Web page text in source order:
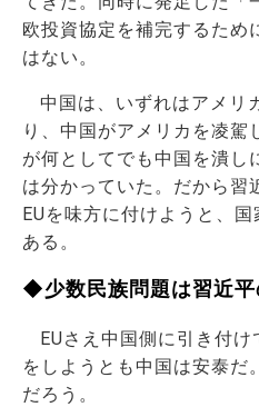
欧投資協定を補完するため
はない。
中国は、いずれはアメリ
り、中国がアメリカを凌駕
が何としてでも中国を潰し
は分かっていた。だから習
EUを味方に付けようと、
ある。
◆少数民族問題は習近平
EUさえ中国側に引き付
をしようとも中国は安泰だ
だろう。